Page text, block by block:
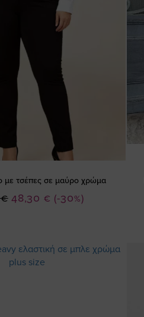
με τσέπες σε μαύρο χρώμα
(-30%)
Ειδική
48,30 €